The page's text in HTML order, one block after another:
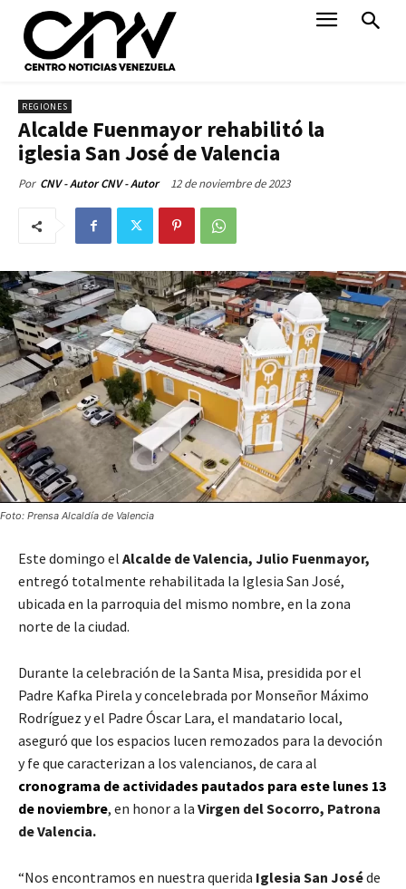
REGIONES
Alcalde Fuenmayor rehabilitó la
iglesia San José de Valencia
Por CNV - Autor CNV - Autor 12 de noviembre de 2023
Foto: Prensa Alcaldía de Valencia
Este domingo el Alcalde de Valencia, Julio Fuenmayor,
entregó totalmente rehabilitada la Iglesia San José,
ubicada en la parroquia del mismo nombre, en la zona
norte de la ciudad.
Durante la celebración de la Santa Misa, presidida por el
Padre Kafka Pirela y concelebrada por Monseñor Máximo
Rodríguez y el Padre Óscar Lara, el mandatario local,
aseguró que los espacios lucen remozados para la devoción
y fe que caracterizan a los valencianos, de cara al
cronograma de actividades pautados para este lunes 13
de noviembre, en honor a la Virgen del Socorro, Patrona
de Valencia.
“Nos encontramos en nuestra querida Iglesia San Joséde